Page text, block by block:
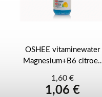
OSHEE vitaminewater
Magnesium+B6 citroen
1,60 €
1,06 €